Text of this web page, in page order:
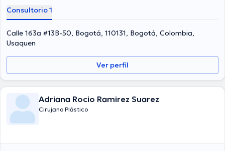
Consultorio 1
Calle 163a #13B-50, Bogotá, 110131, Bogotá, Colombia,
Usaquen
Ver perfil
Adriana Rocio Ramirez Suarez
Cirujano Plástico